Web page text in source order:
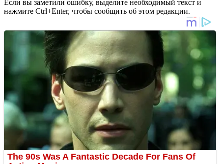
Если вы заметили ошибку, выделите необходимый текст и
нажмите Ctrl+Enter, чтобы сообщить об этом редакции.